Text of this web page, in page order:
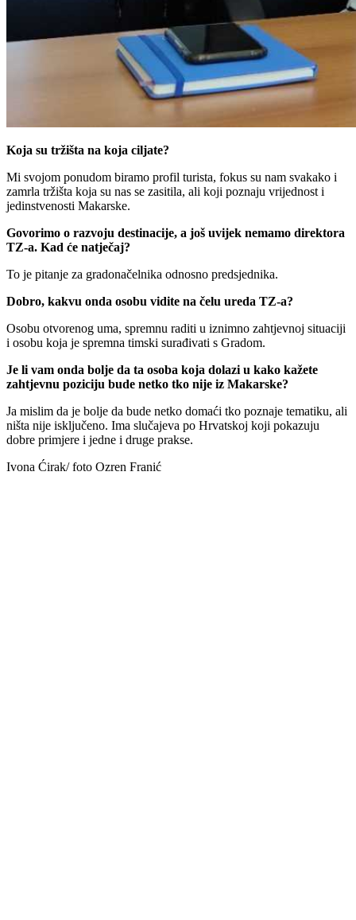
Koja su tržišta na koja ciljate?
Mi svojom ponudom biramo profil turista, fokus su nam svakako i
zamrla tržišta koja su nas se zasitila, ali koji poznaju vrijednost i
jedinstvenosti Makarske.
Govorimo o razvoju destinacije, a još uvijek nemamo direktora
TZ-a. Kad će natječaj?
To je pitanje za gradonačelnika odnosno predsjednika.
Dobro, kakvu onda osobu vidite na čelu ureda TZ-a?
Osobu otvorenog uma, spremnu raditi u iznimno zahtjevnoj situaciji
i osobu koja je spremna timski surađivati s Gradom.
Je li vam onda bolje da ta osoba koja dolazi u kako kažete
zahtjevnu poziciju bude netko tko nije iz Makarske?
Ja mislim da je bolje da bude netko domaći tko poznaje tematiku, ali
ništa nije isključeno. Ima slučajeva po Hrvatskoj koji pokazuju
dobre primjere i jedne i druge prakse.
Ivona Ćirak/ foto Ozren Franić